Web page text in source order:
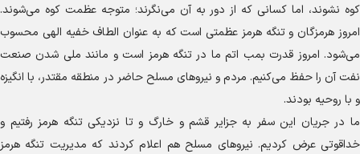
کوه نشوند، اما کسانی که از دور به آن می‌نگرند؛ متوجه عظمت کوه می‌شوند.
امروز هرمزگان و تنگه هرمز عظمتی است که به عنوان الطاف خفیه الهی محسوب
می‌شود. امروز قدرت بمب اتم ما در تنگه هرمز است و مانند ملی شدن صنعت
نفت آن را حفظ می‌کنیم. مردم و نیرو‌های مسلح حاضر در منطقه مقتدر، با انگیزه
و با روحیه بودند.
ما در جریان این سفر به جزایر قشم و خارگ و تا نزدیکی تنگه هرمز رفتیم و
خداقوتی عرض کردیم. نیرو‌های مسلح هم اعلام کردند که مدیریت تنگه هرمز